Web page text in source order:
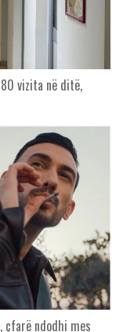
vizita në ditë,
çfarë ndodhi mes